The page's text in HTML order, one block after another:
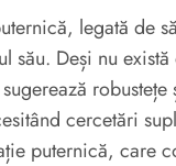
legată de
Deși nu
robustețe
cercetări
puternică, care